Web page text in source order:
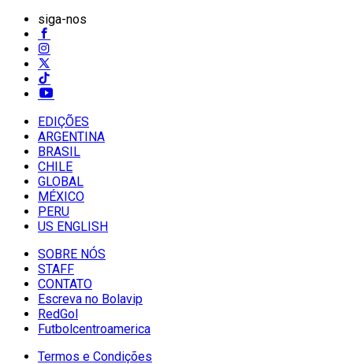
siga-nos
EDIÇÕES
ARGENTINA
BRASIL
CHILE
GLOBAL
MÉXICO
PERU
US ENGLISH
SOBRE NÓS
STAFF
CONTATO
Escreva no Bolavip
RedGol
Futbolcentroamerica
Termos e Condições